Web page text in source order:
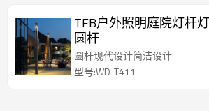
TFB户外照明庭院灯杆
圆杆
圆杆现代设计简洁设计
型号:WD-T411